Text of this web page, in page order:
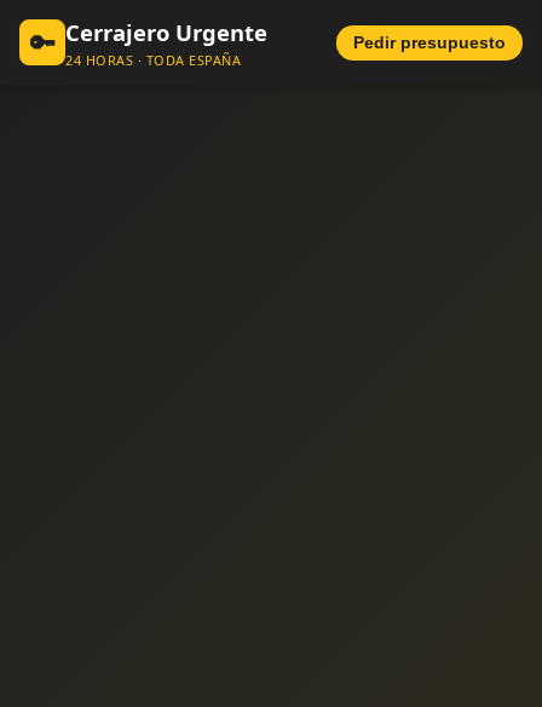
🔑 Cerrajero Urgente
24 HORAS · TODA ESPAÑA
Pedir presupuesto